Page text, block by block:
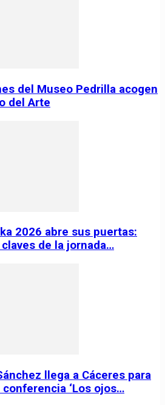
del Museo Pedrilla acogen
del Arte
2026 abre sus puertas:
de la jornada…
llega a Cáceres para
‘Los ojos…